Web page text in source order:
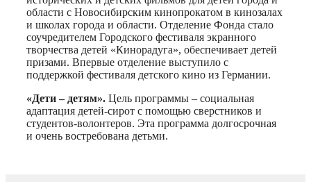
области с Новосибирским кинопрокатом в кинозалах
и школах города и области. Отделение Фонда стало
соучредителем Городского фестиваля экранного
творчества детей «Кинорадуга», обеспечивает детей
призами. Впервые отделение выступило с
поддержкой фестиваля детского кино из Германии.
«Дети – детям». Цель программы – социальная
адаптация детей-сирот с помощью сверстников и
студентов-волонтеров. Эта программа долгосрочная
и очень востребована детьми.